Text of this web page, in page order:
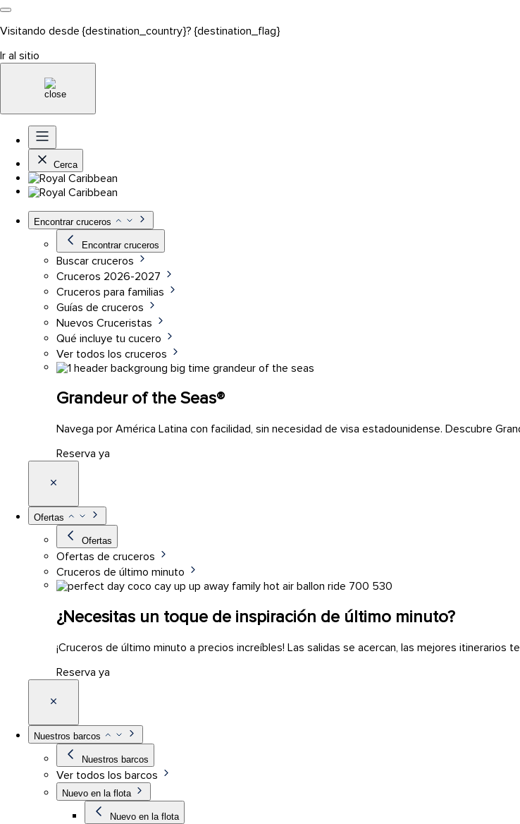
Visitando desde {destination_country}? {destination_flag}
Ir al sitio
Cerca
Encontrar cruceros
Encontrar cruceros
Buscar cruceros
Cruceros 2026-2027
Cruceros para familias
Guías de cruceros
Nuevos Cruceristas
Qué incluye tu cucero
Ver todos los cruceros
Grandeur of the Seas®
Navega por América Latina con facilidad, sin necesidad de visa estadounidense. Descubre
Reserva ya
Ofertas
Ofertas
Ofertas de cruceros
Cruceros de último minuto
¿Necesitas un toque de inspiración de último minuto?
¡Cruceros de último minuto a precios increíbles! Las salidas se acercan, las mejores itinerarios
Reserva ya
Nuestros barcos
Nuestros barcos
Ver todos los barcos
Nuevo en la flota
Nuevo en la flota